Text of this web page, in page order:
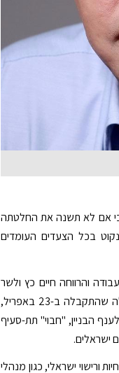
כי אם לא תשנה את החלטתה
בכל הצעדים העומדים
והרווחה חיים כץ ולשר
הבינוי והשיכון יואב גלנט, כותב ניסנקורן כי בהחלטת הממשלה שהתקבלה ב-23 באפריל,
הבניין, "חבוי" תת-סעיף
ישראלים.
ורישוי ישראלי, כגון מנהלי